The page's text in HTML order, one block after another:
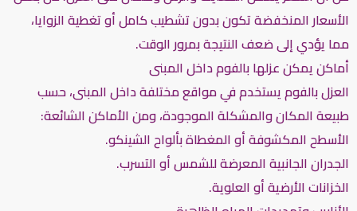
الأسعار المنخفضة تكون بدون تشطيب كامل أو تغطية الزوايا،
مما يؤدي إلى ضعف النتيجة بمرور الوقت.
أماكن يمكن عزلها بالفوم داخل المبنى
العزل بالفوم يستخدم في مواقع مختلفة داخل المبنى، حسب
طبيعة المكان والمشكلة الموجودة، ومن الأماكن الشائعة:
الأسطح المكشوفة أو المغطاة بألواح الشينكو.
الجدران الجانبية المعرضة للشمس أو التسرب.
الخزانات الأرضية أو العلوية.